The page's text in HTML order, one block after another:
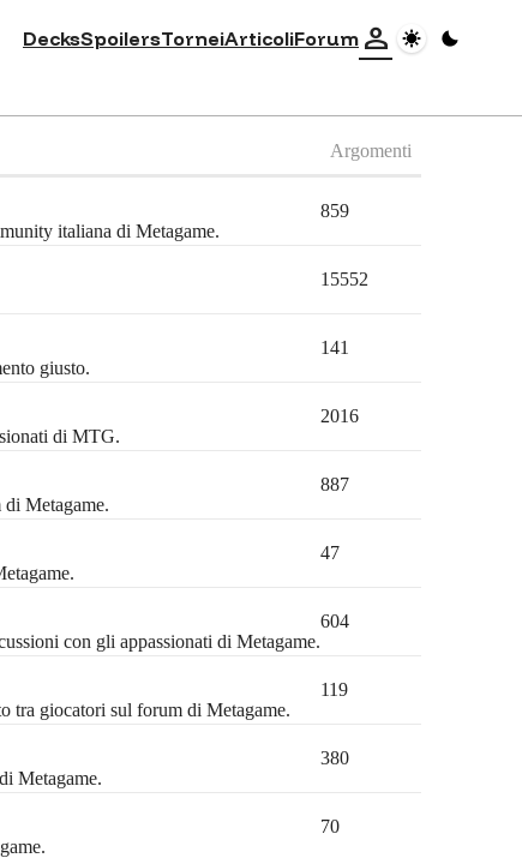
DecksSpoilersTorneiArticoliForum person
Argomenti
italiana di Metagame.
859
15552
giusto.
141
di MTG.
2016
Metagame.
887
47
con gli appassionati di Metagame.
604
tra giocatori sul forum di Metagame.
119
Metagame.
380
70